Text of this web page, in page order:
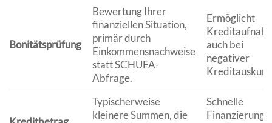
Bonitätsprüfung
Bewertung Ihrer
finanziellen Situation,
primär durch
Einkommensnachweise
statt SCHUFA-
Abfrage.
Ermöglicht
auch bei
negativer
Typischerweise
kleinere Summen, die
Schnelle
Finanzierung